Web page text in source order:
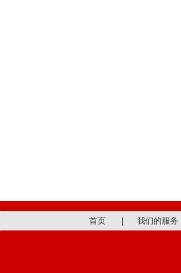
首页 我们的服务